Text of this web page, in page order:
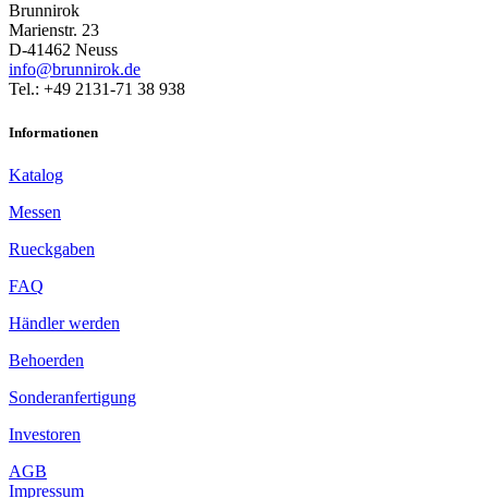
Brunnirok
Marienstr. 23
D-41462 Neuss
info@brunnirok.de
Tel.: +49 2131-71 38 938
Informationen
Katalog
Messen
Rueckgaben
FAQ
Händler werden
Behoerden
Sonderanfertigung
Investoren
AGB
Impressum